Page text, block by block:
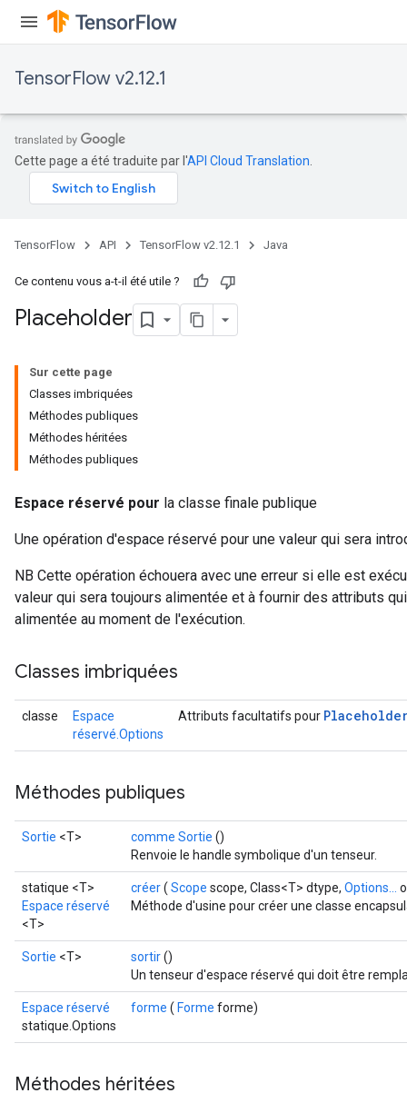
TensorFlow v2.12.1
Cette page a été traduite par l'API Cloud Translation
TensorFlow API TensorFlow v2.12.1 Java
Ce contenu vous a-t-il été utile ?
Placeholder
Sur cette page
Classes imbriquées
Méthodes publiques
Méthodes héritées
Méthodes publiques
Espace réservé pour la classe finale publique
Une opération d'espace réservé pour une valeur qui sera
NB Cette opération échouera avec une erreur si elle est
valeur qui sera toujours alimentée et à fournir des attributs
alimentée au moment de l'exécution.
Classes imbriquées
classe
Espace
réservé.Options
Attributs facultatifs pour
Méthodes publiques
Sortie <T> comme Sortie ()
Renvoie le handle symbolique d'un tenseur.
statique <T>
Espace réservé
<T>
créer( Scope scope, Class<T> dtype, Options...
Méthode d'usine pour créer une classe
Sortie <T> sortir()
Un tenseur d'espace réservé qui doit être
Espace réservé
statique.Options
forme ( Forme forme)
Méthodes héritées